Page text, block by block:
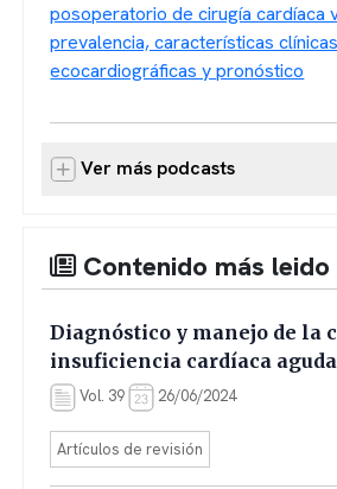
posoperatorio de cirugía cardíaca
prevalencia, características
ecocardiográficas y pronóstico
Ver más podcasts
Contenido más leido
Diagnóstico y manejo de la
insuficiencia cardíaca aguda
Vol. 39 26/06/2024
Artículos de revisión